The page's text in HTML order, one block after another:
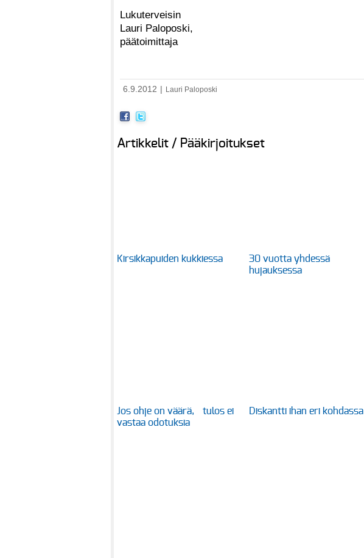
Lukuterveisin
Lauri Paloposki,
päätoimittaja
6.9.2012 Lauri Paloposki
Artikkelit / Pääkirjoitukset
Kirsikkapuiden kukkiessa
30 vuotta yhdessä
hujauksessa
Jos ohje on väärä, tulos ei
vastaa odotuksia
Diskantti ihan eri kohdassa